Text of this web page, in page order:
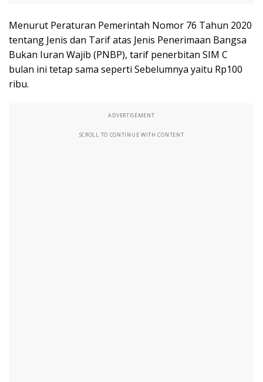
Menurut Peraturan Pemerintah Nomor 76 Tahun 2020
tentang Jenis dan Tarif atas Jenis Penerimaan Bangsa
Bukan Iuran Wajib (PNBP), tarif penerbitan SIM C
bulan ini tetap sama seperti Sebelumnya yaitu Rp100
ribu.
ADVERTISEMENT
SCROLL TO CONTINUE WITH CONTENT